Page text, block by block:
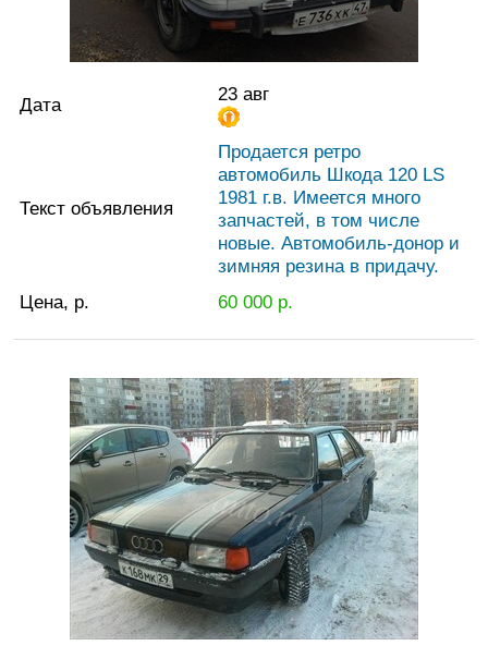
Дата 23 авг
Текст объявления
Продается ретро
автомобиль Шкода 120 LS
1981 г.в. Имеется много
запчастей, в том числе
новые. Автомобиль-донор и
зимняя резина в придачу.
Цена, р.
60 000р.